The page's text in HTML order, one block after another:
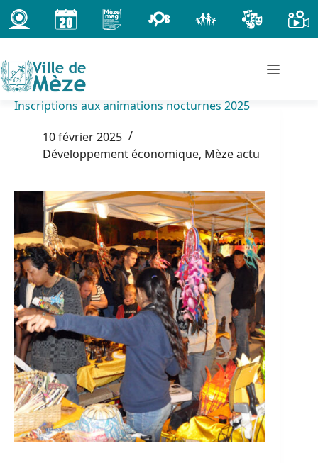
Passer
au
contenu
Inscriptions aux animations nocturnes 2025
10 février 2025
Développement économique, Mèze actu